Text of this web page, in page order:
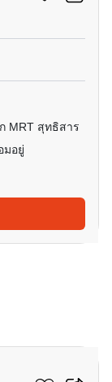
MRT สุทธิสาร
มอยู่